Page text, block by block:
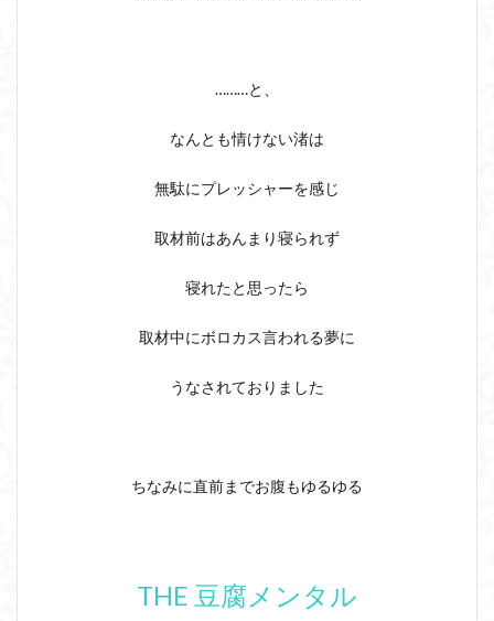
………と、
なんとも情けない渚は
無駄にプレッシャーを感じ
取材前はあんまり寝られず
寝れたと思ったら
取材中にボロカス言われる夢に
うなされておりました
ちなみに直前までお腹もゆるゆる
THE 豆腐メンタル